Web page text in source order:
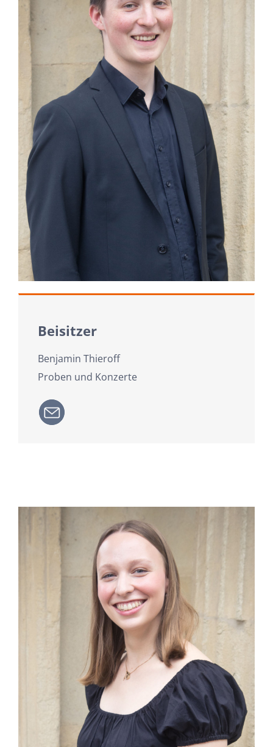
Beisitzer
Benjamin Thieroff
Proben und Konzerte